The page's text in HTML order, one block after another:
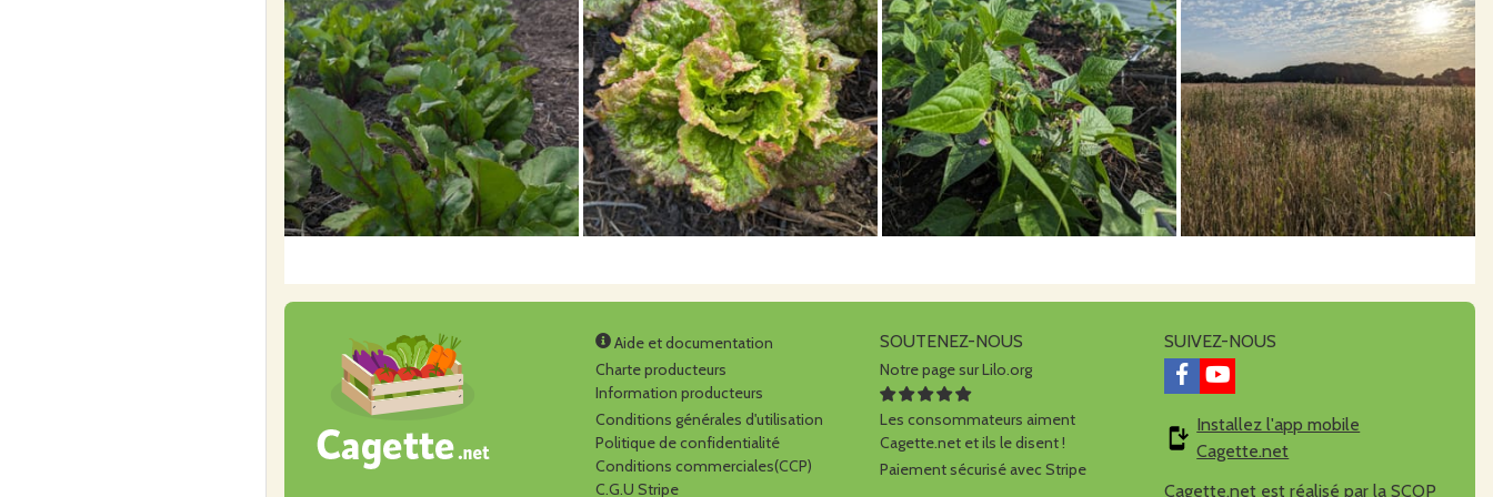
Aide et documentation
Charte producteurs
Information producteurs
Conditions générales d'utilisation
Politique de confidentialité
Conditions commerciales(CCP)
C.G.U Stripe
SOUTENEZ-NOUS
Notre page sur Lilo.org
Les consommateurs aiment
Cagette.net et ils le disent !
Paiement sécurisé avec Stripe
SUIVEZ-NOUS
Installez l'app mobile
Cagette.net
Cagette.net est réalisé par la SCOP